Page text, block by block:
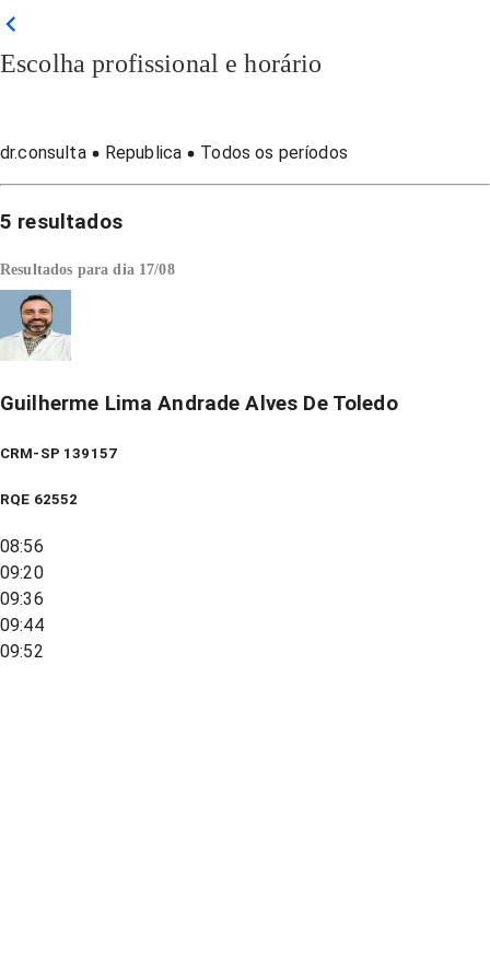
Escolha profissional e horário
dr.consulta Republica Todos os períodos
5 resultados
Resultados para dia 17/08
Guilherme Lima Andrade Alves De Toledo
CRM-SP 139157
RQE 62552
08:56
09:20
09:36
09:44
09:52